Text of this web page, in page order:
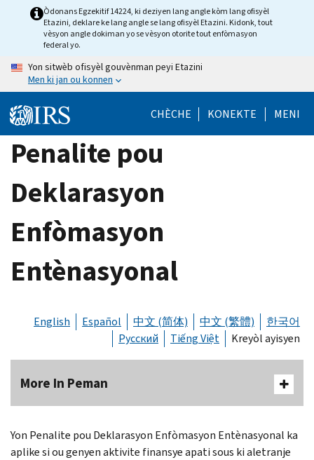
Òdonans Egzekitif 14224, ki deziyen lang angle kòm lang ofisyèl
Etazini, deklare ke lang angle se lang ofisyèl Etazini. Kidonk, tout
vèsyon angle dokiman yo se vèsyon otorite tout enfòmasyon
federal yo.
Yon sitwèb ofisyèl gouvènman peyi Etazini
Men ki jan ou konnen
CHÈCHE KONEKTE MENI
Penalite pou
Deklarasyon
Enfòmasyon
Entènasyonal
English Español 中文 (简体) 中文 (繁體)
한국어
Русский
Tiếng Việt Kreyòl ayisyen
More In Peman
Yon Penalite pou Deklarasyon Enfòmasyon Entènasyonal ka
aplike si ou genyen aktivite finansye apati sous ki aletranje